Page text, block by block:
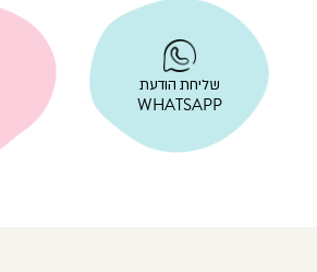
|
שליחת
הודעת
whatsapp
contact
שליחת הודעת
WHATSAPP
הודעת
WHATSAPP
שליחת
הודעת
whatsapp
|
contact
us
שליחת
מייל
us
(23)